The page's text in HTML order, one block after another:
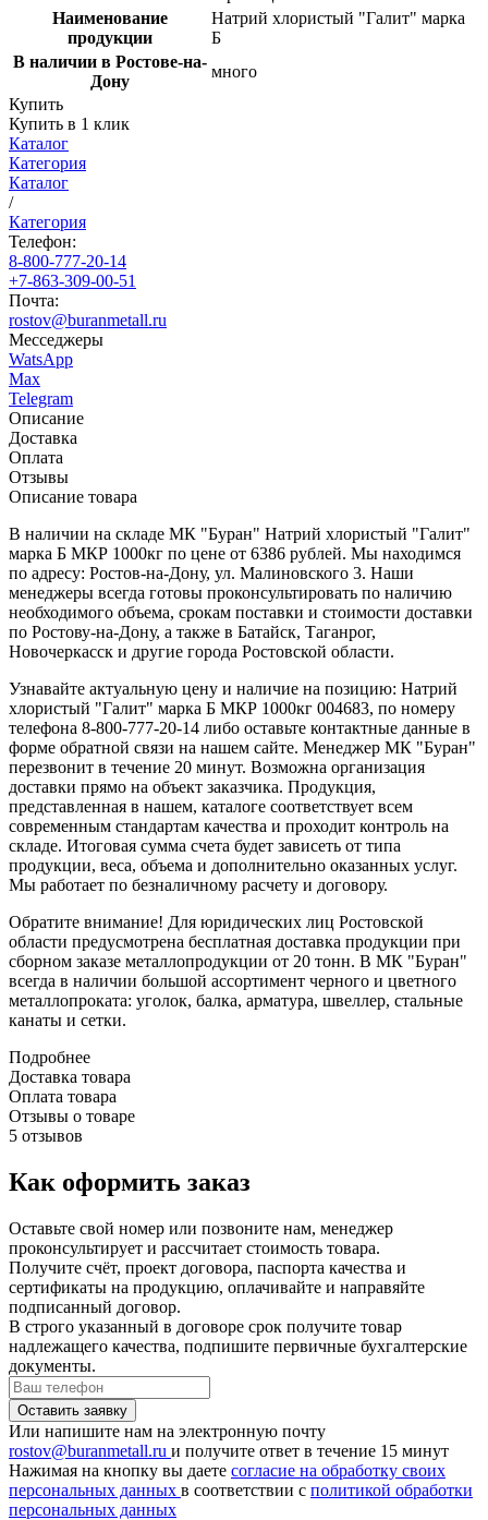
Наименование
продукции
Натрий хлористый "Галит" марка
Б
В наличии в Ростове-на-
Дону
много
Купить
Купить в 1 клик
Каталог
Категория
Каталог
/
Категория
Телефон:
8-800-777-20-14
+7-863-309-00-51
Почта:
rostov@buranmetall.ru
Месседжеры
WatsApp
Max
Telegram
Описание
Доставка
Оплата
Отзывы
Описание товара
В наличии на складе МК "Буран" Натрий хлористый "Галит"
марка Б МКР 1000кг по цене от 6386 рублей. Мы находимся
по адресу: Ростов-на-Дону, ул. Малиновского 3. Наши
менеджеры всегда готовы проконсультировать по наличию
необходимого объема, срокам поставки и стоимости доставки
по Ростову-на-Дону, а также в Батайск, Таганрог,
Новочеркасск и другие города Ростовской области.
Узнавайте актуальную цену и наличие на позицию: Натрий
хлористый "Галит" марка Б МКР 1000кг 004683, по номеру
телефона 8-800-777-20-14 либо оставьте контактные данные в
форме обратной связи на нашем сайте. Менеджер МК "Буран"
перезвонит в течение 20 минут. Возможна организация
доставки прямо на объект заказчика. Продукция,
представленная в нашем, каталоге соответствует всем
современным стандартам качества и проходит контроль на
складе. Итоговая сумма счета будет зависеть от типа
продукции, веса, объема и дополнительно оказанных услуг.
Мы работает по безналичному расчету и договору.
Обратите внимание! Для юридических лиц Ростовской
области предусмотрена бесплатная доставка продукции при
сборном заказе металлопродукции от 20 тонн. В МК "Буран"
всегда в наличии большой ассортимент черного и цветного
металлопроката: уголок, балка, арматура, швеллер, стальные
канаты и сетки.
Подробнее
Доставка товара
Оплата товара
Отзывы о товаре
5 отзывов
Как оформить заказ
Оставьте свой номер или позвоните нам, менеджер
проконсультирует и рассчитает стоимость товара.
Получите счёт, проект договора, паспорта качества и
сертификаты на продукцию, оплачивайте и направяйте
подписанный договор.
В строго указанный в договоре срок получите товар
надлежащего качества, подпишите первичные бухгалтерские
документы.
Или напишите нам на электронную почту
rostov@buranmetall.ru и получите ответ в течение 15 минут
Нажимая на кнопку вы даете согласие на обработку своих
персональных данных в соответствии с политикой обработки
персональных данных